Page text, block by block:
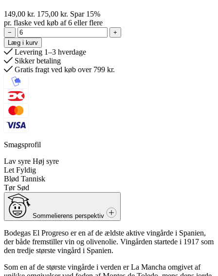
149,00 kr. 175,00 kr. Spar 15%
pr. flaske ved køb af 6 eller flere
−
+
Læg i kurv
Levering 1–3 hverdage
Sikker betaling
Gratis fragt ved køb over 799 kr.
Smagsprofil
Lav syre Høj syre
Let Fyldig
Blød Tannisk
Tør Sød
Sommelierens perspektiv
Bodegas El Progreso er en af de ældste aktive vingårde i Spanien,
der både fremstiller vin og olivenolie. Vingården startede i 1917 som
den tredje største vingård i Spanien.
Som en af de største vingårde i verden er La Mancha omgivet af